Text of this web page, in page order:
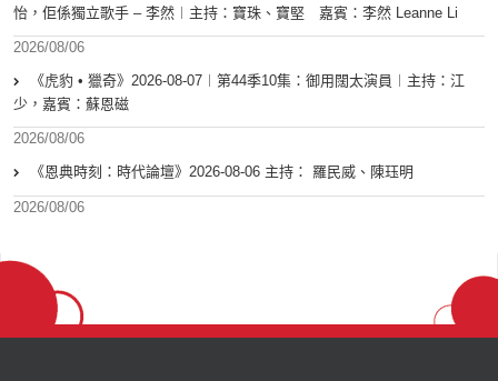
怡，佢係獨立歌手 – 李然︱主持：寶珠、寶堅 嘉賓：李然 Leanne Li
2026/08/06
《虎豹 • 獵奇》2026-08-07︱第44季10集：御用闊太演員︱主持：江
少，嘉賓：蘇恩磁
2026/08/06
《恩典時刻：時代論壇》2026-08-06 主持： 羅民威、陳珏明
2026/08/06